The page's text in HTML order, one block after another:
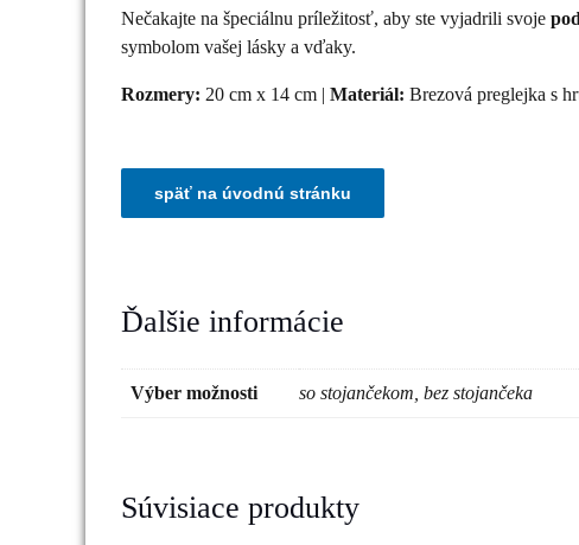
Nečakajte na špeciálnu príležitosť, aby ste vyjadrili svoje
symbolom vašej lásky a vďaky.
Rozmery: 20 cm x 14 cm | Materiál: Brezová preglejka s
Ďalšie informácie
Výber možnosti so stojančekom, bez stojančeka
Súvisiace produkty